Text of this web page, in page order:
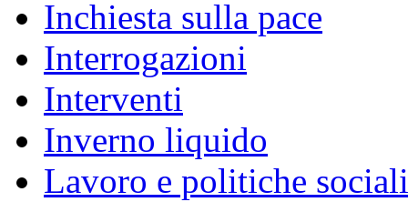
Inchiesta sulla pace
Interrogazioni
Interventi
Inverno liquido
Lavoro e politiche sociali